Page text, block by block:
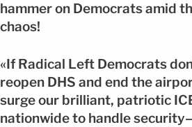
hammer on Democrats amid
chaos!
«If Radical Left Democrats
reopen DHS and end the
surge our brilliant, patriotic
nationwide to handle